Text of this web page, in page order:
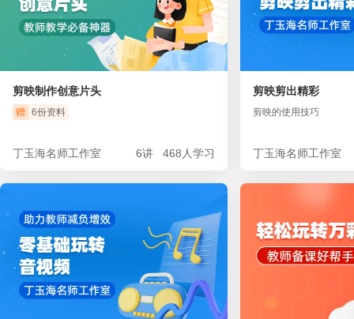
剪映制作创意片头
赠 6份资料
丁玉海名师工作室 6讲 468人学习
剪映剪出精彩
剪映的使用技巧
丁玉海名师工作室